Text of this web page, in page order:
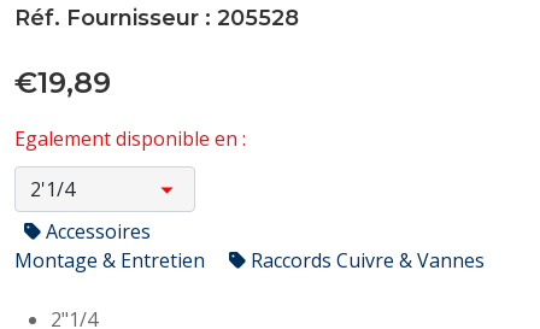
Réf. Fournisseur : 205528
€19,89
Egalement disponible en :
Accessoires
Montage & Entretien
Raccords Cuivre & Vannes
2"1/4